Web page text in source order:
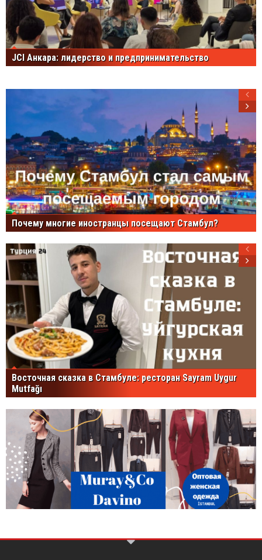
JCI Анкара: лидерство и предпринимательство
Почему многие иностранцы посещают Стамбул?
Восточная сказка в Стамбуле: ресторан Sayram Uygur
Mutfağı